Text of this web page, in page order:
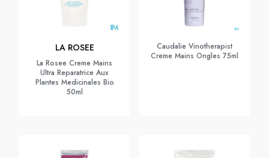
LA ROSEE
La Rosee Creme Mains
Ultra Reparatrice Aux
Plantes Medicinales Bio
50ml
Caudalie Vinotherapist
Creme Mains Ongles 75ml